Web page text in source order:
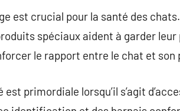
est crucial pour la santé des
spéciaux aident à garder
le rapport entre le chat et
est primordiale lorsqu’il s’agit